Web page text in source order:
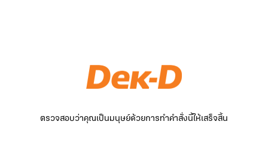
ตรวจสอบว่าคุณเป็นมนุษย์ด้วยการทำคำสั่งนี้ให้เสร็จสิ้น